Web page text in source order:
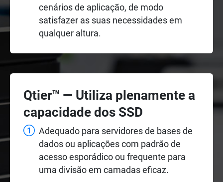
cenários de aplicação, de modo
satisfazer as suas necessidades em
qualquer altura.
Qtier™ — Utiliza plenamente a
capacidade dos SSD
Adequado para servidores de bases de
dados ou aplicações com padrão de
acesso esporádico ou frequente para
uma divisão em camadas eficaz.